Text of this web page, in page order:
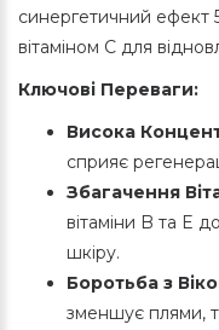
синергетичний ефект
вітаміном C для
Ключові Переваги:
Висока
сприяє
Збагачення
вітаміни B та E
шкіру.
Боротьба з
зменшує плями,